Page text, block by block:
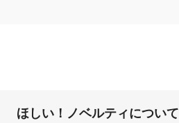
ほしい！ノベルティについて